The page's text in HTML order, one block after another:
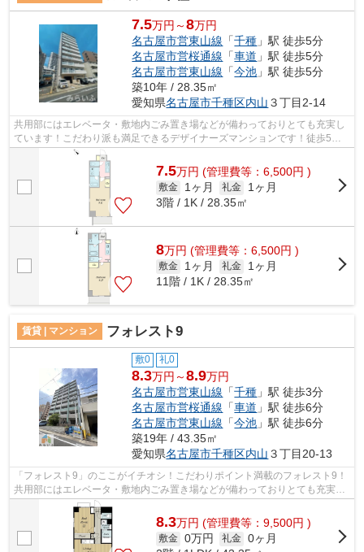
7.5万円～8万円
名古屋市営東山線 「千種 」駅 徒歩5分
名古屋市営桜通線 「車道 」駅 徒歩5分
名古屋市営東山線 「今池 」駅 徒歩5分
築10年 / 28.35㎡
愛知県名古屋市千種区内山 ３丁目2-14
共用部にはエレベータ・敷地内ごみ置き場などが備わっておりとても充実し
ています！こだわり派も満足できるデザイナーズマンションです！徒歩5分
の位置に駅がある物件です！駐車場は物...
7.5万円 (管理費等：6,500円 )
敷金 1ヶ月 礼金
1ヶ月
3階 / 1K / 28.35㎡
8万円 (管理費等：6,500円 )
敷金 1ヶ月 礼金
1ヶ月
11階 / 1K / 28.35㎡
賃貸 | マンション フォレスト9
敷0 礼0
8.3万円～8.9万円
名古屋市営東山線 「千種 」駅 徒歩3分
名古屋市営桜通線 「車道 」駅 徒歩6分
名古屋市営東山線 「今池 」駅 徒歩6分
築19年 / 43.35㎡
愛知県名古屋市千種区内山 ３丁目20-13
「フォレスト9」のここがイチオシ！こだわりポイント満載のフォレスト9！
共用部にはエレベータ・敷地内ごみ置き場などが備わっておりとても充実し
ています！初期費用はカードで決済い...
8.3万円 (管理費等：9,500円 )
敷金 0万円 礼金 0ヶ月